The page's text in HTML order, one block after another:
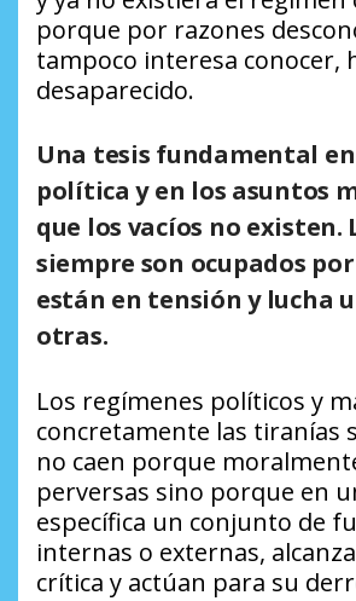
porque por razones
tampoco interesa conocer,
desaparecido.
Una tesis fundamental
política y en los asuntos
que los vacíos no existen.
siempre son ocupados
están en tensión y lucha
otras.
Los regímenes políticos y
concretamente las tiranías
no caen porque
perversas sino porque en
específica un conjunto de
internas o externas,
crítica y actúan para su